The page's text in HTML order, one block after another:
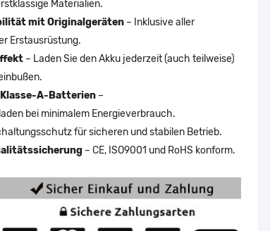
Materialien.
mit Originalgeräten – Inklusive aller
Erstausrüstung.
– Laden Sie den Akku jederzeit (auch teilweise)
A-Batterien –
bei minimalem Energieverbrauch.
für sicheren und stabilen Betrieb.
– CE, ISO9001 und RoHS konform.